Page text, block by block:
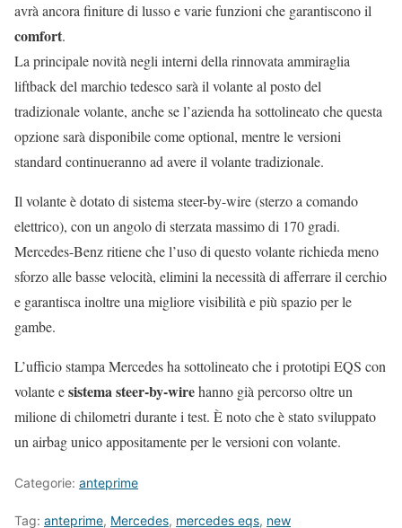
avrà ancora finiture di lusso e varie funzioni che garantiscono il
comfort.
La principale novità negli interni della rinnovata ammiraglia
liftback del marchio tedesco sarà il volante al posto del
tradizionale volante, anche se l’azienda ha sottolineato che questa
opzione sarà disponibile come optional, mentre le versioni
standard continueranno ad avere il volante tradizionale.
Il volante è dotato di sistema steer-by-wire (sterzo a comando
elettrico), con un angolo di sterzata massimo di 170 gradi.
Mercedes-Benz ritiene che l’uso di questo volante richieda meno
sforzo alle basse velocità, elimini la necessità di afferrare il cerchio
e garantisca inoltre una migliore visibilità e più spazio per le
gambe.
L’ufficio stampa Mercedes ha sottolineato che i prototipi EQS con
volante esistema steer-by-wirehanno già percorso oltre un
milione di chilometri durante i test. È noto che è stato sviluppato
un airbag unico appositamente per le versioni con volante.
Categorie: anteprime
Tag: anteprime, Mercedes, mercedes eqs, new